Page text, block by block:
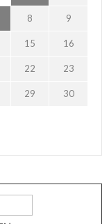
8 9
15 16
22 23
29 30